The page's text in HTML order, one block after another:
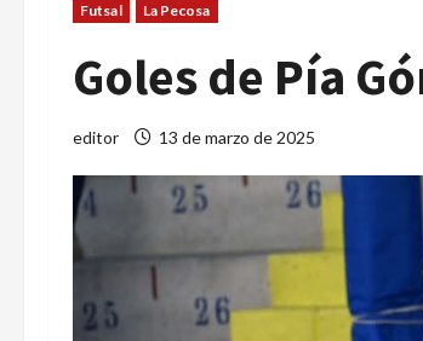
Futsal La Pecosa
Goles de Pía
editor 13 de marzo de 2025